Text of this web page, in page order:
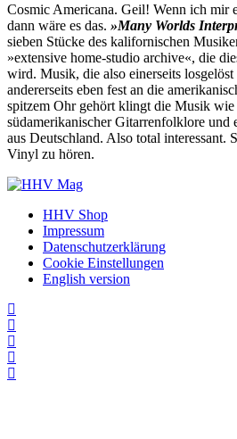
Cosmic Americana. Geil! Wenn ich mir
dann wäre es das. »Many Worlds
sieben Stücke des kalifornischen
»extensive home-studio archive«, die
wird. Musik, die also einerseits
andererseits eben fest an die
spitzem Ohr gehört klingt die Musik wie
südamerikanischer Gitarrenfolklore und
aus Deutschland. Also total interessant.
Vinyl zu hören.
HHV Shop
Impressum
Datenschutzerklärung
Cookie Einstellungen
English version